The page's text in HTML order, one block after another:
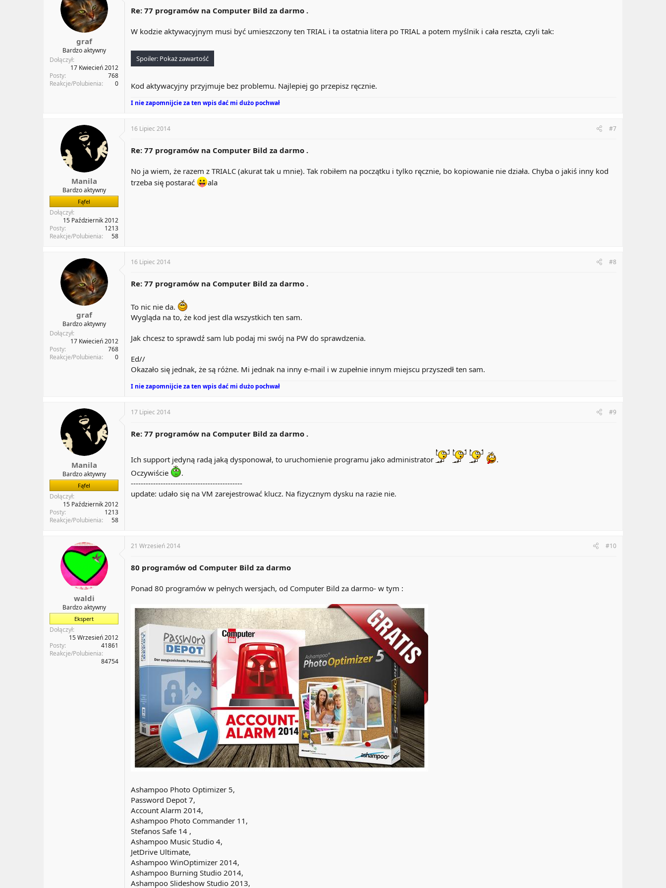
graf
Bardzo aktywny
Dołączył
17 Kwiecień 2012
Posty
768
Reakcje/Polubienia
0
Re: 77 programów na Computer Bild za darmo .
W kodzie aktywacyjnym musi być umieszczony ten TRIAL i ta ostatnia litera po TRIAL a potem myślnik i cała reszta, czyli tak:
Spoiler: Pokaż zawartość
Kod aktywacyjny przyjmuje bez problemu. Najlepiej go przepisz ręcznie.
I nie zapomnijcie za ten wpis dać mi dużo pochwał
Manila
Bardzo aktywny
Fąfel
Dołączył
15 Październik 2012
Posty
1213
Reakcje/Polubienia
58
16 Lipiec 2014 #7
Re: 77 programów na Computer Bild za darmo .
No ja wiem, że razem z TRIALC (akurat tak u mnie). Tak robiłem na początku i tylko ręcznie, bo kopiowanie nie działa. Chyba o jakiś inny kod
trzeba się postarać
ala
graf
Bardzo aktywny
Dołączył
17 Kwiecień 2012
Posty
768
Reakcje/Polubienia
0
16 Lipiec 2014 #8
Re: 77 programów na Computer Bild za darmo .
To nic nie da.
Wygląda na to, że kod jest dla wszystkich ten sam.
Jak chcesz to sprawdź sam lub podaj mi swój na PW do sprawdzenia.
Ed//
Okazało się jednak, że są różne. Mi jednak na inny e-mail i w zupełnie innym miejscu przyszedł ten sam.
I nie zapomnijcie za ten wpis dać mi dużo pochwał
Manila
Bardzo aktywny
Fąfel
Dołączył
15 Październik 2012
Posty
1213
Reakcje/Polubienia
58
17 Lipiec 2014 #9
Re: 77 programów na Computer Bild za darmo .
Ich support jedyną radą jaką dysponował, to uruchomienie programu jako administrator
.
Oczywiście
.
---------------------------------------------
update: udało się na VM zarejestrować klucz. Na fizycznym dysku na razie nie.
waldi
Bardzo aktywny
Ekspert
Dołączył
15 Wrzesień 2012
Posty
41861
Reakcje/Polubienia
84754
21 Wrzesień 2014 #10
80 programów od Computer Bild za darmo
Ponad 80 programów w pełnych wersjach, od Computer Bild za darmo- w tym :
Ashampoo Photo Optimizer 5,
Password Depot 7,
Account Alarm 2014,
Ashampoo Photo Commander 11,
Stefanos Safe 14 ,
Ashampoo Music Studio 4,
JetDrive Ultimate,
Ashampoo WinOptimizer 2014,
Ashampoo Burning Studio 2014,
Ashampoo Slideshow Studio 2013,